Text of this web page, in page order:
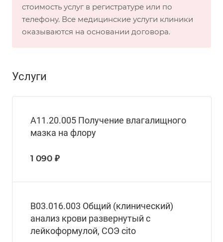
стоимость услуг в регистратуре или по
телефону. Все медицинские услуги клиники
оказываются на основании договора.
Услуги
A11.20.005 Получение влагалищного
мазка на флору
1 090 ₽
B03.016.003 Общий (клинический)
анализ крови развернутый с
лейкоформулой, СОЭ cito